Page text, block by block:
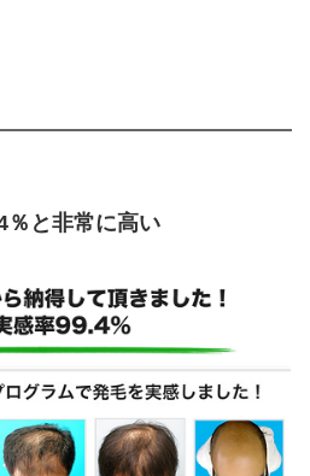
％と非常に高い